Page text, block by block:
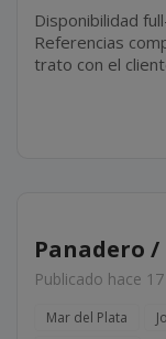
Disponibilidad full-time. Experiencia
Referencias comprobables.
Panadero
Publicado hace
Mar del Plata